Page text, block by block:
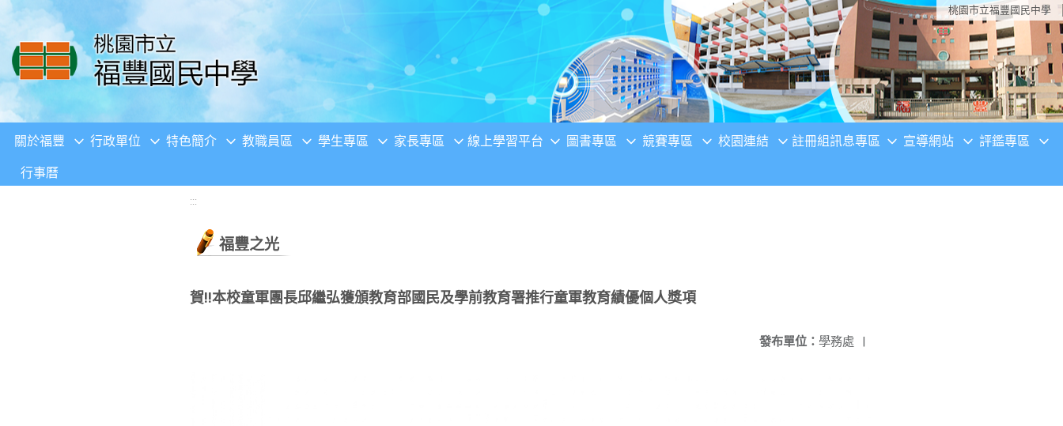
移至網頁之主要內容區位置 桃園市立福豐國民中學
關於福豐 行政單位 特色簡介 教職員區 學生專區 家長專區 線上學習平台 圖書專區 競賽專區 校園連結 註冊組訊息專區 宣導網站 評鑑專區
行事曆
:::
福豐之光
賀!!本校童軍團長邱繼弘獲頒教育部國民及學前教育署推行童軍教育績優個人獎項
發布單位： 學務處 |